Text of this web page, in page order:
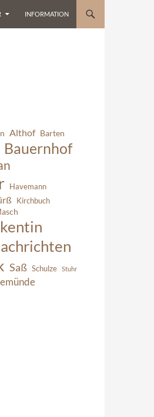
INFORMATION
Althof Barten
Bauernhof
Havemann
Kirchbuch
Saß Schulze Stuhr